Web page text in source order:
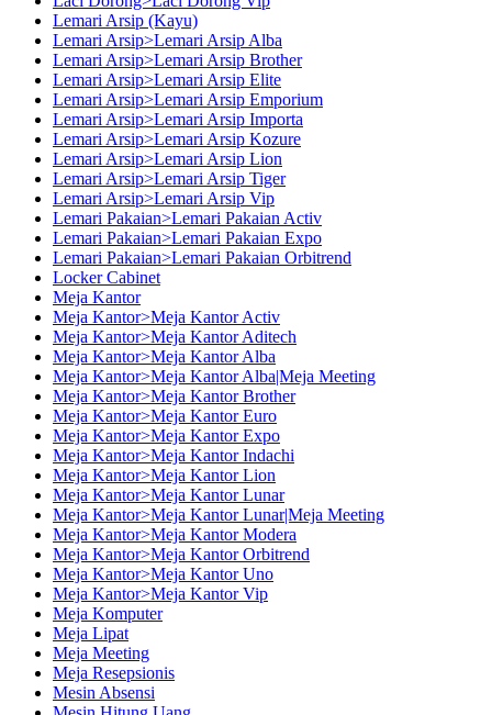
Lemari Arsip (Kayu)
Lemari Arsip>Lemari Arsip Alba
Lemari Arsip>Lemari Arsip Brother
Lemari Arsip>Lemari Arsip Elite
Lemari Arsip>Lemari Arsip Emporium
Lemari Arsip>Lemari Arsip Importa
Lemari Arsip>Lemari Arsip Kozure
Lemari Arsip>Lemari Arsip Lion
Lemari Arsip>Lemari Arsip Tiger
Lemari Arsip>Lemari Arsip Vip
Lemari Pakaian>Lemari Pakaian Activ
Lemari Pakaian>Lemari Pakaian Expo
Lemari Pakaian>Lemari Pakaian Orbitrend
Locker Cabinet
Meja Kantor
Meja Kantor>Meja Kantor Activ
Meja Kantor>Meja Kantor Aditech
Meja Kantor>Meja Kantor Alba
Meja Kantor>Meja Kantor Alba|Meja Meeting
Meja Kantor>Meja Kantor Brother
Meja Kantor>Meja Kantor Euro
Meja Kantor>Meja Kantor Expo
Meja Kantor>Meja Kantor Indachi
Meja Kantor>Meja Kantor Lion
Meja Kantor>Meja Kantor Lunar
Meja Kantor>Meja Kantor Lunar|Meja Meeting
Meja Kantor>Meja Kantor Modera
Meja Kantor>Meja Kantor Orbitrend
Meja Kantor>Meja Kantor Uno
Meja Kantor>Meja Kantor Vip
Meja Komputer
Meja Lipat
Meja Meeting
Meja Resepsionis
Mesin Absensi